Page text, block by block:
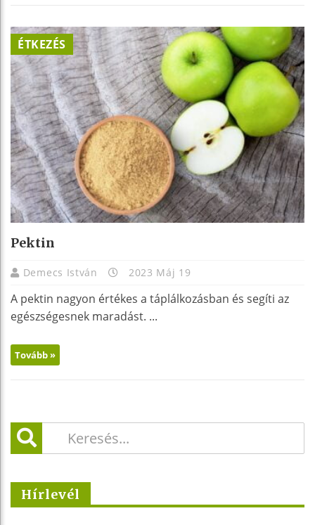
ÉTKEZÉS
Pektin
Demecs István 2023 Máj 19
A pektin nagyon értékes a táplálkozásban és segíti az
egészségesnek maradást. ...
Tovább »
Hírlevél